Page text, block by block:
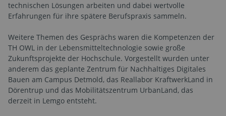
technischen Lösungen arbeiten und dabei wertvolle
Erfahrungen für ihre spätere Berufspraxis sammeln.
Weitere Themen des Gesprächs waren die Kompetenzen der
TH OWL in der Lebensmitteltechnologie sowie große
Zukunftsprojekte der Hochschule. Vorgestellt wurden unter
anderem das geplante Zentrum für Nachhaltiges Digitales
Bauen am Campus Detmold, das Reallabor KraftwerkLand in
Dörentrup und das Mobilitätszentrum UrbanLand, das
derzeit in Lemgo entsteht.